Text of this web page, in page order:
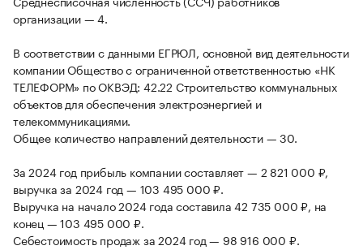
организации — 4.
В соответствии с данными ЕГРЮЛ, основной вид деятельности
компании Общество с ограниченной ответственностью «НК
ТЕЛЕФОРМ» по ОКВЭД: 42.22 Строительство коммунальных
объектов для обеспечения электроэнергией и
телекоммуникациями.
Общее количество направлений деятельности — 30.
За 2024 год прибыль компании составляет — 2 821 000 ₽,
выручка за 2024 год — 103 495 000 ₽.
Выручка на начало 2024 года составила 42 735 000 ₽, на
конец — 103 495 000 ₽.
Себестоимость продаж за 2024 год — 98 916 000 ₽.